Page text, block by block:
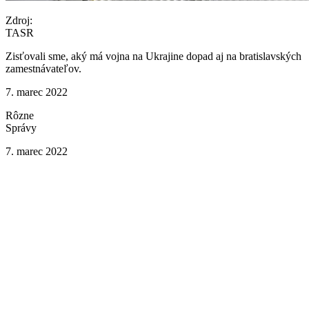
Zdroj:
TASR
Zisťovali sme, aký má vojna na Ukrajine dopad aj na bratislavských
zamestnávateľov.
7. marec 2022
Rôzne
Správy
7. marec 2022